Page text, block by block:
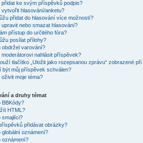
přidat ke svým příspěvků podpis?
vytvořit hlasování/anketu?
přidat do hlasování více možností?
nebo smazat hlasování?
přístup do určitého fóra?
posílat přílohy?
obdržel varování?
nahlásit příspěvek?
tlačítko „Uložit jako rozepsanou zprávu“ zobrazené
být můj příspěvek schválen?
moje téma?
a druhy témat
BBKódy?
HTML?
smajlíci?
přidávat obrázky?
globální oznámení?
oznámení?